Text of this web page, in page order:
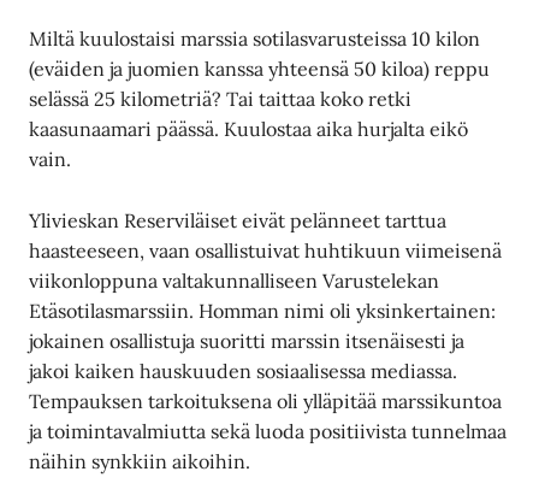
Miltä kuulostaisi marssia sotilasvarusteissa 10 kilon
(eväiden ja juomien kanssa yhteensä 50 kiloa) reppu
selässä 25 kilometriä? Tai taittaa koko retki
kaasunaamari päässä. Kuulostaa aika hurjalta eikö
vain.
Ylivieskan Reserviläiset eivät pelänneet tarttua
haasteeseen, vaan osallistuivat huhtikuun viimeisenä
viikonloppuna valtakunnalliseen Varustelekan
Etäsotilasmarssiin. Homman nimi oli yksinkertainen:
jokainen osallistuja suoritti marssin itsenäisesti ja
jakoi kaiken hauskuuden sosiaalisessa mediassa.
Tempauksen tarkoituksena oli ylläpitää marssikuntoa
ja toimintavalmiutta sekä luoda positiivista tunnelmaa
näihin synkkiin aikoihin.